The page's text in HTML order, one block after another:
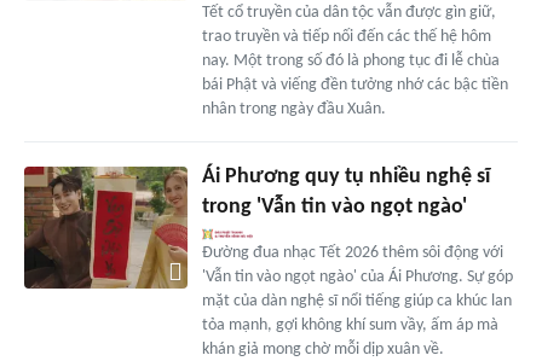
Tết cổ truyền của dân tộc vẫn được gìn giữ,
trao truyền và tiếp nối đến các thế hệ hôm
nay. Một trong số đó là phong tục đi lễ chùa
bái Phật và viếng đền tưởng nhớ các bậc tiền
nhân trong ngày đầu Xuân.
Ái Phương quy tụ nhiều nghệ sĩ
trong 'Vẫn tin vào ngọt ngào'
Đường đua nhạc Tết 2026 thêm sôi động với
'Vẫn tin vào ngọt ngào' của Ái Phương. Sự góp
mặt của dàn nghệ sĩ nổi tiếng giúp ca khúc lan
tỏa mạnh, gợi không khí sum vầy, ấm áp mà
khán giả mong chờ mỗi dịp xuân về.